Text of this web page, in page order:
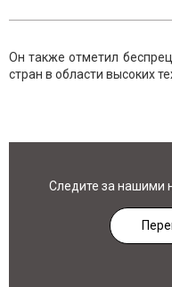
Он также отметил
стран в области высоких
Следите за нашими